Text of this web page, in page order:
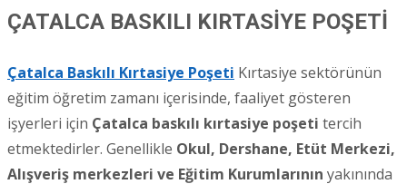
ÇATALCA BASKILI KIRTASİYE POŞETİ
Çatalca Baskılı Kırtasiye Poşeti Kırtasiye sektörünün
eğitim öğretim zamanı içerisinde, faaliyet gösteren
işyerleri için Çatalca baskılı kırtasiye poşeti tercih
etmektedirler. Genellikle Okul, Dershane, Etüt Merkezi,
Alışveriş merkezleri ve Eğitim Kurumlarının yakınında